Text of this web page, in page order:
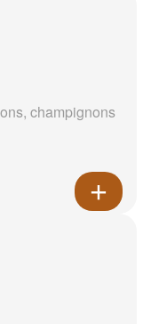
champignons